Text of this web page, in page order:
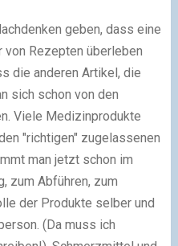
geben, dass eine
von Rezepten überleben
die anderen Artikel, die
sich schon von den
Viele Medizinprodukte
"richtigen" zugelassenen
man jetzt schon im
zum Abführen, zum
der Produkte selber und
(Da muss ich